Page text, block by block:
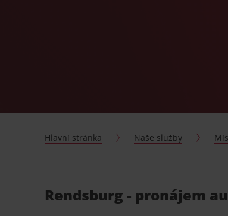
Hlavní stránka Naše služby
Rendsburg - pronájem